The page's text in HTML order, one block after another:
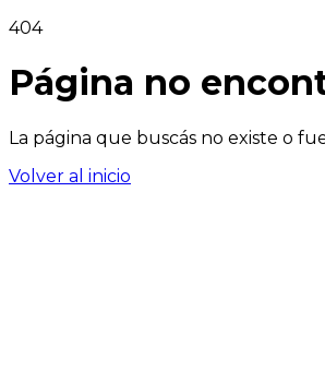
404
Página no
La página que buscás no existe o
Volver al inicio